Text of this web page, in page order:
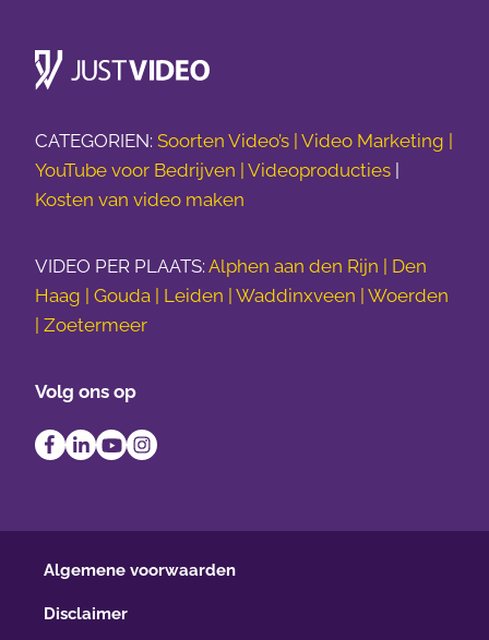
CATEGORIEN: Soorten Video’s | Video Marketing |
YouTube voor Bedrijven | Videoproducties |
Kosten van video maken
VIDEO PER PLAATS: Alphen aan den Rijn | Den
Haag | Gouda | Leiden | Waddinxveen | Woerden
| Zoetermeer
Volg ons op
Algemene voorwaarden
Disclaimer